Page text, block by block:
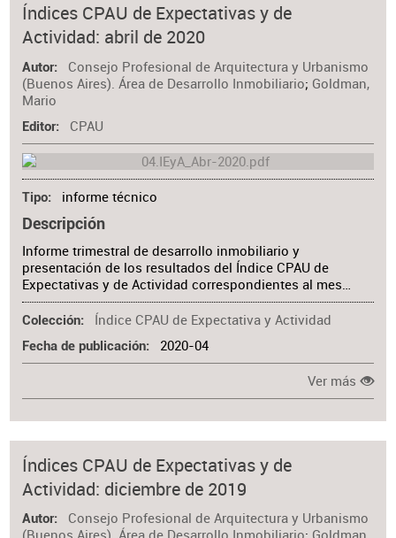
Índices CPAU de Expectativas y de
Actividad: abril de 2020
Autor
Consejo Profesional de Arquitectura y Urbanismo
(Buenos Aires). Área de Desarrollo Inmobiliario; Goldman,
Mario
Editor CPAU
Tipo informe técnico
Descripción
Informe trimestral de desarrollo inmobiliario y
presentación de los resultados del Índice CPAU de
Expectativas y de Actividad correspondientes al mes…
Colección Índice CPAU de Expectativa y Actividad
Fecha de publicación 2020-04
Ver más
Índices CPAU de Expectativas y de
Actividad: diciembre de 2019
Autor
Consejo Profesional de Arquitectura y Urbanismo